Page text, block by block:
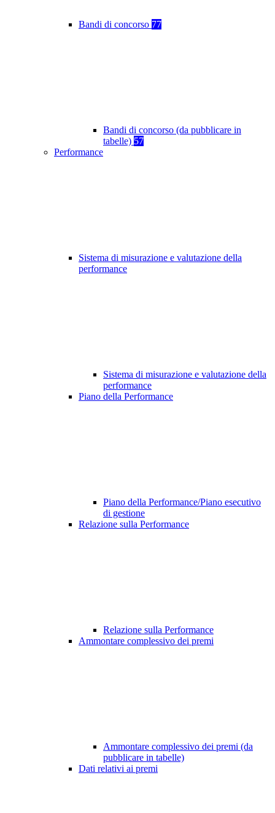
Bandi di concorso 77
Bandi di concorso (da pubblicare in
tabelle) 57
Performance
Sistema di misurazione e valutazione della
performance
Sistema di misurazione e valutazione della
performance
Piano della Performance
Piano della Performance/Piano esecutivo
di gestione
Relazione sulla Performance
Relazione sulla Performance
Ammontare complessivo dei premi
Ammontare complessivo dei premi (da
pubblicare in tabelle)
Dati relativi ai premi